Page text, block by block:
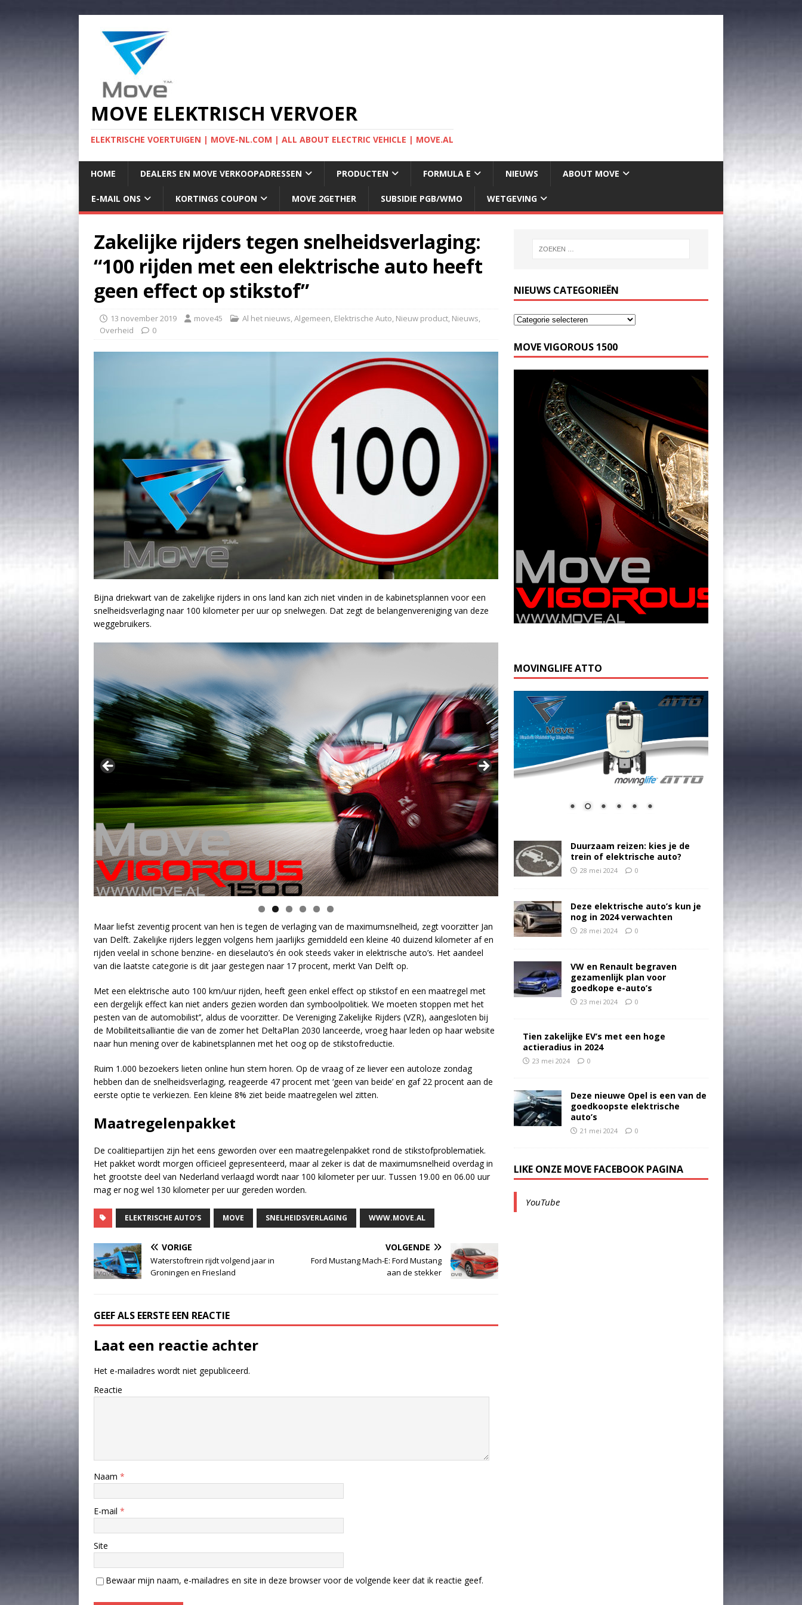
MOVE ELEKTRISCH VERVOER
ELEKTRISCHE VOERTUIGEN | MOVE-NL.COM | ALL ABOUT ELECTRIC VEHICLE | MOVE.AL
HOME DEALERS EN MOVE VERKOOPADRESSEN PRODUCTEN FORMULA E NIEUWS ABOUT MOVE
E-MAIL ONS KORTINGS COUPON MOVE 2GETHER SUBSIDIE PGB/WMO WETGEVING
Zakelijke rijders tegen snelheidsverlaging:
“100 rijden met een elektrische auto heeft
geen effect op stikstof”
13 november 2019 move45 Al het nieuws,Algemeen, Elektrische Auto, Nieuw product, Nieuws,
Overheid
0
Bijna driekwart van de zakelijke rijders in ons land kan zich niet vinden in de kabinetsplannen voor een
snelheidsverlaging naar 100 kilometer per uur op snelwegen. Dat zegt de belangenvereniging van deze
weggebruikers.
Maar liefst zeventig procent van hen is tegen de verlaging van de maximumsnelheid, zegt voorzitter Jan
van Delft. Zakelijke rijders leggen volgens hem jaarlijks gemiddeld een kleine 40 duizend kilometer af en
rijden veelal in schone benzine- en dieselauto’s én ook steeds vaker in elektrische auto’s. Het aandeel
van die laatste categorie is dit jaar gestegen naar 17 procent, merkt Van Delft op.
Met een elektrische auto 100 km/uur rijden, heeft geen enkel effect op stikstof en een maatregel met
een dergelijk effect kan niet anders gezien worden dan symboolpolitiek. We moeten stoppen met het
pesten van de automobilist’’, aldus de voorzitter. De Vereniging Zakelijke Rijders (VZR), aangesloten bij
de Mobiliteitsalliantie die van de zomer het DeltaPlan 2030 lanceerde, vroeg haar leden op haar website
naar hun mening over de kabinetsplannen met het oog op de stikstofreductie.
Ruim 1.000 bezoekers lieten online hun stem horen. Op de vraag of ze liever een autoloze zondag
hebben dan de snelheidsverlaging, reageerde 47 procent met ‘geen van beide’ en gaf 22 procent aan de
eerste optie te verkiezen. Een kleine 8% ziet beide maatregelen wel zitten.
Maatregelenpakket
De coalitiepartijen zijn het eens geworden over een maatregelenpakket rond de stikstofproblematiek.
Het pakket wordt morgen officieel gepresenteerd, maar al zeker is dat de maximumsnelheid overdag in
het grootste deel van Nederland verlaagd wordt naar 100 kilometer per uur. Tussen 19.00 en 06.00 uur
mag er nog wel 130 kilometer per uur gereden worden.
ELEKTRISCHE AUTO’S MOVE SNELHEIDSVERLAGING WWW.MOVE.AL
VORIGE
Waterstoftrein rijdt volgend jaar in
Groningen en Friesland
VOLGENDE
Ford Mustang Mach-E: Ford Mustang
aan de stekker
GEEF ALS EERSTE EEN REACTIE
Laat een reactie achter
Het e-mailadres wordt niet gepubliceerd.
Reactie
Naam *
E-mail *
Site
Bewaar mijn naam, e-mailadres en site in deze browser voor de volgende keer dat ik reactie geef.
NIEUWS CATEGORIEËN
MOVE VIGOROUS 1500
MOVINGLIFE ATTO
Duurzaam reizen: kies je de
trein of elektrische auto?
28 mei 2024 0
Deze elektrische auto’s kun je
nog in 2024 verwachten
28 mei 2024 0
VW en Renault begraven
gezamenlijk plan voor
goedkope e-auto’s
23 mei 2024 0
Tien zakelijke EV’s met een hoge
actieradius in 2024
23 mei 2024 0
Deze nieuwe Opel is een van de
goedkoopste elektrische
auto’s
21 mei 2024 0
LIKE ONZE MOVE FACEBOOK PAGINA
YouTube